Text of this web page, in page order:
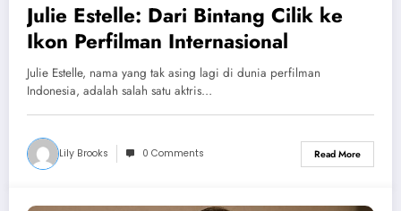
Julie Estelle: Dari Bintang Cilik ke
Ikon Perfilman Internasional
Julie Estelle, nama yang tak asing lagi di dunia perfilman
Indonesia, adalah salah satu aktris…
Lily Brooks 0 Comments Read More